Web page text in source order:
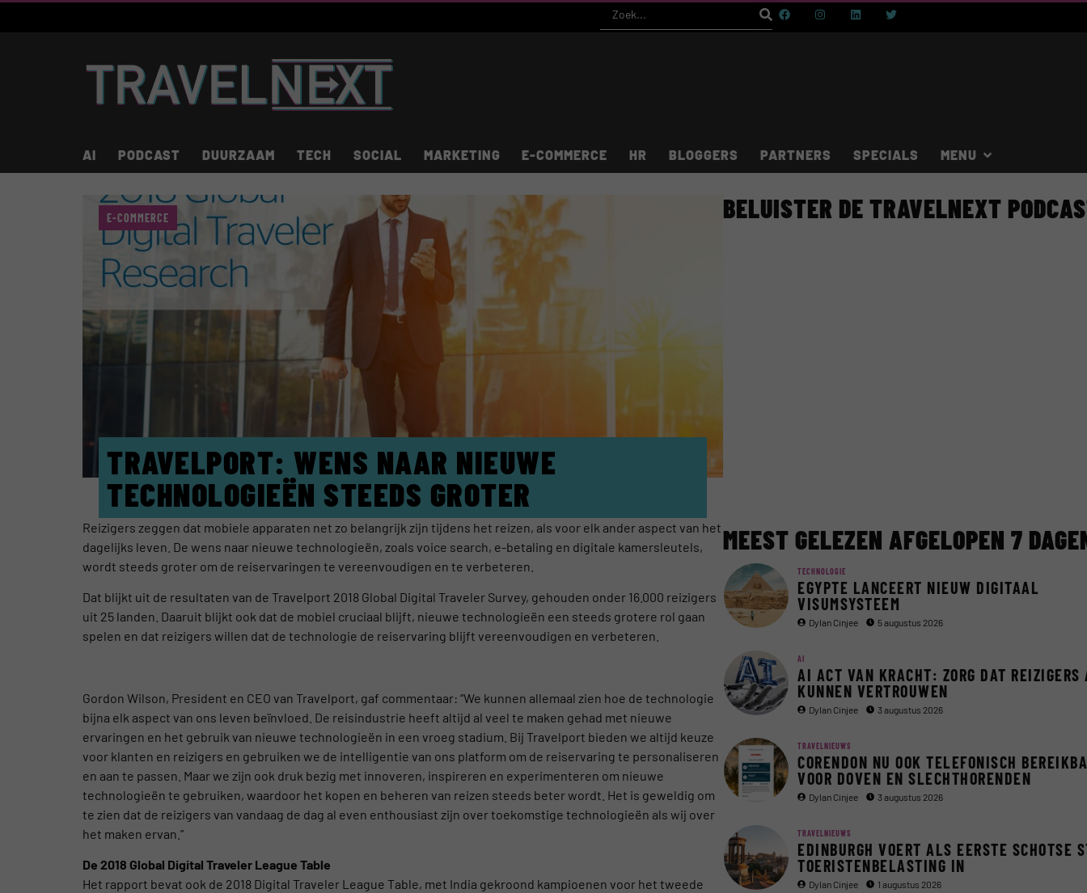
AI PODCAST DUURZAAM TECH SOCIAL MARKETING E-COMMERCE HR BLOGGERS PARTNERS SPECIALS
TRAVELPORT: WENS NAAR NIEUWE
TECHNOLOGIEËN STEEDS GROTER
E-COMMERCE
Reizigers zeggen dat mobiele apparaten net zo belangrijk zijn tijdens het reizen, als voor elk ander aspect van het
dagelijks leven. De wens naar nieuwe technologieën, zoals voice search, e-betaling en digitale kamersleutels,
wordt steeds groter om de reiservaringen te vereenvoudigen en te verbeteren.
Dat blijkt uit de resultaten van de Travelport 2018 Global Digital Traveler Survey, gehouden onder 16.000 reizigers
uit 25 landen. Daaruit blijkt ook dat de mobiel cruciaal blijft, nieuwe technologieën een steeds grotere rol gaan
spelen en dat reizigers willen dat de technologie de reiservaring blijft vereenvoudigen en verbeteren.
Gordon Wilson, President en CEO van Travelport, gaf commentaar: “We kunnen allemaal zien hoe de technologie
bijna elk aspect van ons leven beïnvloed. De reisindustrie heeft altijd al veel te maken gehad met nieuwe
ervaringen en het gebruik van nieuwe technologieën in een vroeg stadium. Bij Travelport bieden we altijd keuze
voor klanten en reizigers en gebruiken we de intelligentie van ons platform om de reiservaring te personaliseren
en aan te passen. Maar we zijn ook druk bezig met innoveren, inspireren en experimenteren om nieuwe
technologieën te gebruiken, waardoor het kopen en beheren van reizen steeds beter wordt. Het is geweldig om
te zien dat de reizigers van vandaag de dag al even enthousiast zijn over toekomstige technologieën als wij over
het maken ervan.”
De 2018 Global Digital Traveler League Table
Het rapport bevat ook de 2018 Digital Traveler League Table, met India gekroond kampioenen voor het tweede
BELUISTER DE TRAVELNEXT
MEEST GELEZEN AFGELOPEN 7
TECHNOLOGIE
EGYPTE LANCEERT NIEUW DIGITAAL
VISUMSYSTEEM
Dylan Cinjee 5 augustus 2026
AI
AI ACT VAN KRACHT: ZORG DAT REIZIGERS
KUNNEN VERTROUWEN
Dylan Cinjee 3 augustus 2026
TRAVELNIEUWS
CORENDON NU OOK TELEFONISCH
VOOR DOVEN EN SLECHTHORENDEN
Dylan Cinjee 3 augustus 2026
TRAVELNIEUWS
EDINBURGH VOERT ALS EERSTE SCHOTSE
TOERISTENBELASTING IN
Dylan Cinjee 1 augustus 2026